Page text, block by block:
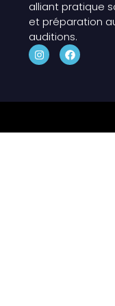
alliant pratique
et préparation
auditions.